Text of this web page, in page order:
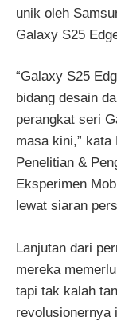
unik oleh
Galaxy S25
“Galaxy S25
bidang desain
perangkat seri
masa kini,” kata
Penelitian &
Eksperimen
lewat siaran
Lanjutan dari
mereka
tapi tak kalah
revolusionernya